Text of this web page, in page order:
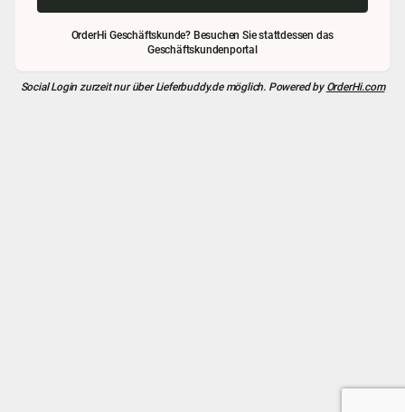
OrderHi Geschäftskunde? Besuchen Sie stattdessen das
Geschäftskundenportal
Social Login zurzeit nur überLieferbuddy.demöglich. Powered byOrderHi.com